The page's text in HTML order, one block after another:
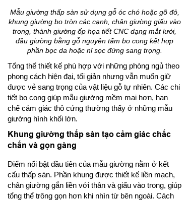
Mẫu giường thấp sàn sử dụng gỗ óc chó hoặc gõ đỏ,
khung giường bo tròn các cạnh, chân giường giấu vào
trong, thành giường ốp họa tiết CNC dạng mắt lưới,
đầu giường bằng gỗ nguyên tấm bo cong kết hợp
phần bọc da hoặc nỉ sọc đứng sang trọng.
Tổng thể thiết kế phù hợp với những phòng ngủ theo
phong cách hiện đại, tối giản nhưng vẫn muốn giữ
được vẻ sang trọng của vật liệu gỗ tự nhiên. Các chi
tiết bo cong giúp mẫu giường mềm mại hơn, hạn
chế cảm giác thô cứng thường thấy ở những mẫu
giường hình khối lớn.
Khung giường thấp sàn tạo cảm giác chắc
chắn và gọn gàng
Điểm nổi bật đầu tiên của mẫu giường nằm ở kết
cấu thấp sàn. Phần khung được thiết kế liền mạch,
chân giường gắn liền với thân và giấu vào trong, giúp
tổng thể trông gọn hơn khi nhìn từ bên ngoài. Cách